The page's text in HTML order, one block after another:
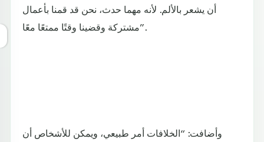
أن يشعر بالألم. لأنه مهما حدث، نحن قد قمنا بأعمال
مشتركة وقضينا وقتًا ممتعًا معًا”.
وأضافت: “الخلافات أمر طبيعي، ويمكن للأشخاص أن